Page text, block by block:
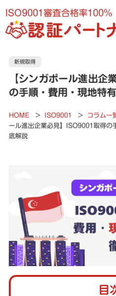
ISO9001審査合格率100%
新規取得
【シンガポール進出
の手順・費用・現地特
HOME > ISO9001 > コラム一
ール進出企業必見】ISO9001取得の
底解説
目